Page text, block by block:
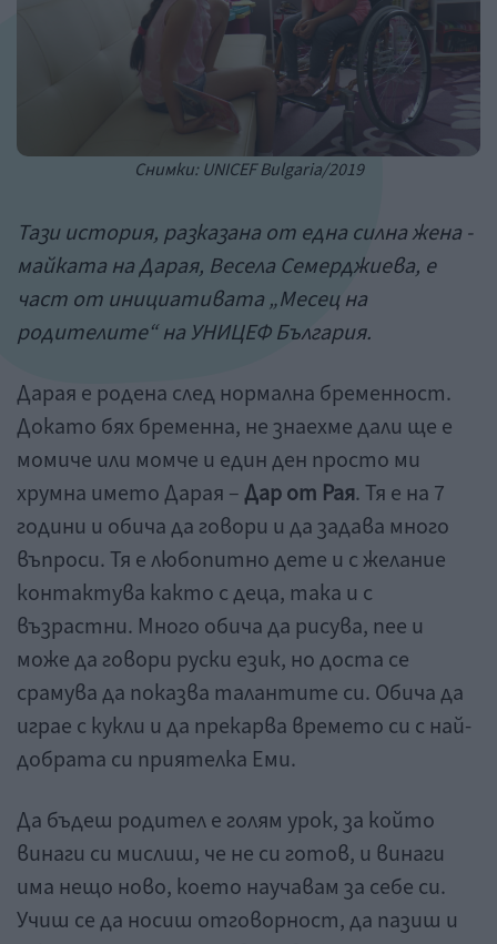
Снимки: UNICEF Bulgaria/2019
Тази история, разказана от една силна жена -
майката на Дарая, Весела Семерджиева, е
част от инициативата „Месец на
родителите“ на УНИЦЕФ България.
Дарая е родена след нормална бременност.
Докато бях бременна, не знаехме дали ще е
момиче или момче и един ден просто ми
хрумна името Дарая –Дар от Рая. Тя е на 7
години и обича да говори и да задава много
въпроси. Тя е любопитно дете и с желание
контактува както с деца, така и с
възрастни. Много обича да рисува, пее и
може да говори руски език, но доста се
срамува да показва талантите си. Обича да
играе с кукли и да прекарва времето си с най-
добрата си приятелка Еми.
Да бъдеш родител е голям урок, за който
винаги си мислиш, че не си готов, и винаги
има нещо ново, което научавам за себе си.
Учиш се да носиш отговорност, да пазиш и